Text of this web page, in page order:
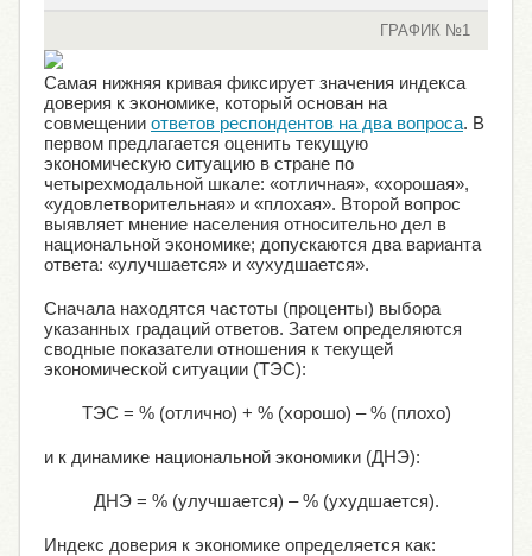
ГРАФИК №1
Самая нижняя кривая фиксирует значения индекса
доверия к экономике, который основан на
совмещении ответов респондентов на два вопроса. В
первом предлагается оценить текущую
экономическую ситуацию в стране по
четырехмодальной шкале: «отличная», «хорошая»,
«удовлетворительная» и «плохая». Второй вопрос
выявляет мнение населения относительно дел в
национальной экономике; допускаются два варианта
ответа: «улучшается» и «ухудшается».
Сначала находятся частоты (проценты) выбора
указанных градаций ответов. Затем определяются
сводные показатели отношения к текущей
экономической ситуации (ТЭС):
ТЭС = % (отлично) + % (хорошо) – % (плохо)
и к динамике национальной экономики (ДНЭ):
ДНЭ = % (улучшается) – % (ухудшается).
Индекс доверия к экономике определяется как: